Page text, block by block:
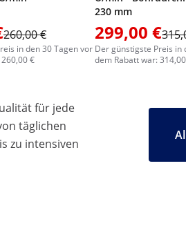
260,00 €
in den 30 Tagen vor
€
230 mm
299,00 €
Der günstigste Preis in
dem Rabatt war:
für jede
täglichen
zu intensiven